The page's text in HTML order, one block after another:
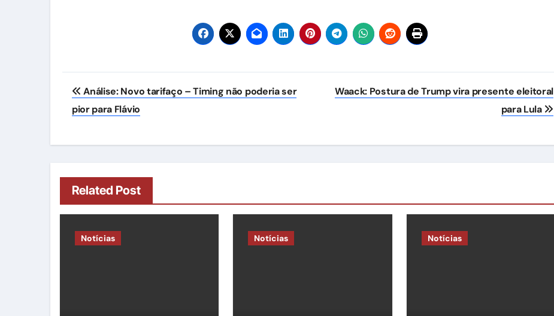
Navegação
de
Análise: Novo tarifaço – Timing não poderia ser
pior para Flávio
Waack: Postura de Trump vira presente eleitoral
para Lula
Related Post
Notícias Notícias Notícias